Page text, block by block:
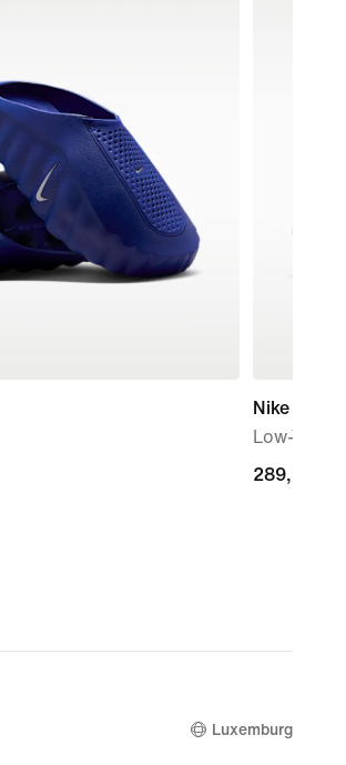
Nike
Low-Top-
289,99 €
289,99 €
Luxemburg